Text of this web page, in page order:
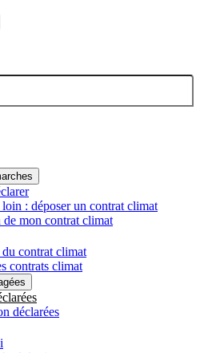
: déposer un contrat climat
de mon contrat climat
du contrat climat
contrats climat
déclarées